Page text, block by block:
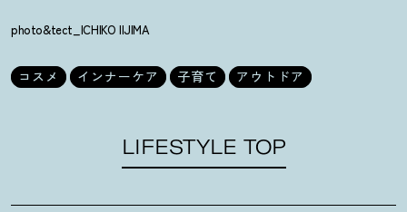
photo&tect_ICHIKO IIJIMA
コスメ インナーケア 子育て アウトドア
LIFESTYLE TOP